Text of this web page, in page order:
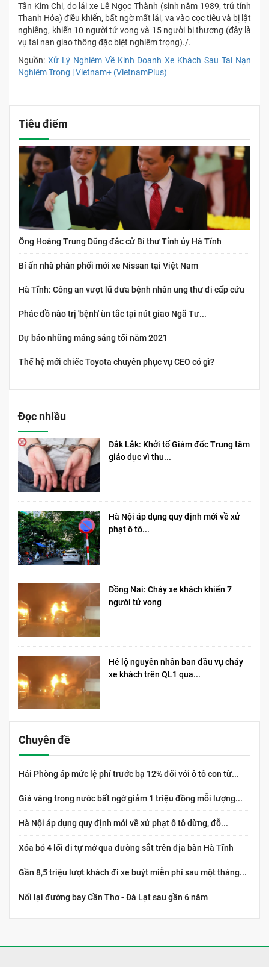
Tân Kim Chi, do lái xe Lê Ngọc Thành (sinh năm 1989, trú tỉnh
Thanh Hóa) điều khiển, bất ngờ mất lái, va vào cọc tiêu và bị lật
nghiêng, khiến 10 người tử vong và 15 người bị thương (đây là
vụ tai nạn giao thông đặc biệt nghiêm trọng)./.
Nguồn: Xử Lý Nghiêm Về Kinh Doanh Xe Khách Sau Tai Nạn
Nghiêm Trọng | Vietnam+ (VietnamPlus)
Tiêu điểm
Ông Hoàng Trung Dũng đắc cử Bí thư Tỉnh ủy Hà Tĩnh
Bí ẩn nhà phân phối mới xe Nissan tại Việt Nam
Hà Tĩnh: Công an vượt lũ đưa bệnh nhân ung thư đi cấp cứu
Phác đồ nào trị 'bệnh' ùn tắc tại nút giao Ngã Tư...
Dự báo những mảng sáng tối năm 2021
Thế hệ mới chiếc Toyota chuyên phục vụ CEO có gì?
Đọc nhiều
Đắk Lắk: Khởi tố Giám đốc Trung tâm
giáo dục vì thu...
Hà Nội áp dụng quy định mới về xử
phạt ô tô...
Đồng Nai: Cháy xe khách khiến 7
người tử vong​
Hé lộ nguyên nhân ban đầu vụ cháy
xe khách trên QL1 qua...
Chuyên đề
Hải Phòng áp mức lệ phí trước bạ 12% đối với ô tô con từ...
Giá vàng trong nước bất ngờ giảm 1 triệu đồng mỗi lượng...
Hà Nội áp dụng quy định mới về xử phạt ô tô dừng, đỗ...
Xóa bỏ 4 lối đi tự mở qua đường sắt trên địa bàn Hà Tĩnh
Gần 8,5 triệu lượt khách đi xe buýt miễn phí sau một tháng...
Nối lại đường bay Cần Thơ - Đà Lạt sau gần 6 năm